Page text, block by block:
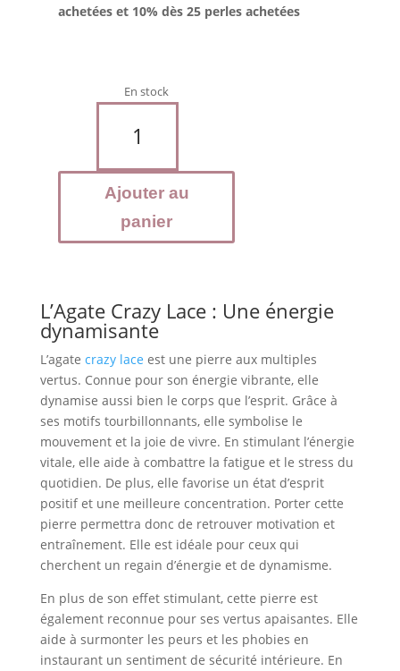
achetées et 10% dès 25 perles achetées
En stock
Crazy
lace
Perles
Ajouter au
panier
L’Agate Crazy Lace : Une énergie
dynamisante
L’agate crazy lace est une pierre aux multiples
vertus. Connue pour son énergie vibrante, elle
dynamise aussi bien le corps que l’esprit. Grâce à
ses motifs tourbillonnants, elle symbolise le
mouvement et la joie de vivre. En stimulant l’énergie
vitale, elle aide à combattre la fatigue et le stress du
quotidien. De plus, elle favorise un état d’esprit
positif et une meilleure concentration. Porter cette
pierre permettra donc de retrouver motivation et
entraînement. Elle est idéale pour ceux qui
cherchent un regain d’énergie et de dynamisme.
En plus de son effet stimulant, cette pierre est
également reconnue pour ses vertus apaisantes. Elle
aide à surmonter les peurs et les phobies en
instaurant un sentiment de sécurité intérieure. En